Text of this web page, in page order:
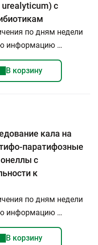
с
по дням недели
информацию …
В корзину
кала на
паратифозные
с
к
по дням недели
информацию …
В корзину